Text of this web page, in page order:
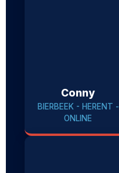
Conny
BIERBEEK - HERENT -
ONLINE